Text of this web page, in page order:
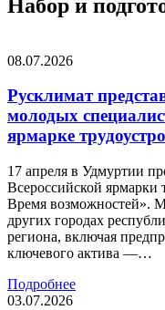
Набор и
08.07.2026
Русклимат
молодых
ярмарке
17 апреля в Удмуртии
Всероссийской ярмарки
Время возможностей».
других городах
региона, включая
ключевого актива —…
Подробнее
03.07.2026